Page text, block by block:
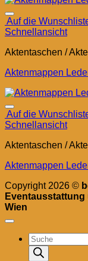
Auf die
Schnellansicht
Aktentaschen /
Aktenmappen
Auf die
Schnellansicht
Aktentaschen /
Aktenmappen
Copyright 2026 ©
Wien
Products
search